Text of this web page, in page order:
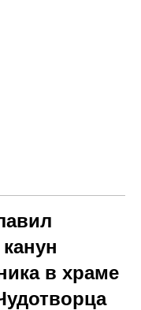
в храме